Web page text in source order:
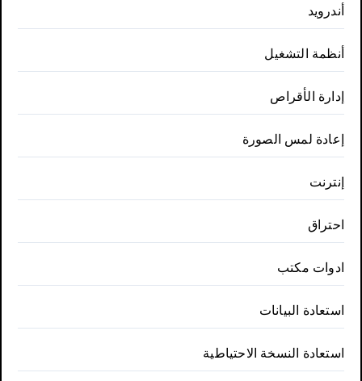
أندرويد
أنظمة التشغيل
إدارة الأقراص
إعادة لمس الصورة
إنترنت
احتراق
ادوات مكتب
استعادة البيانات
استعادة النسخة الاحتياطية